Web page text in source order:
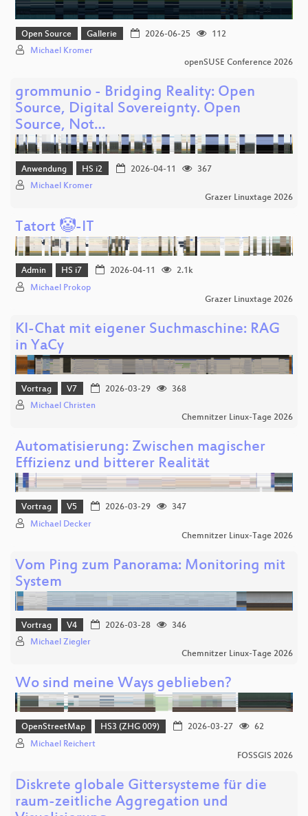
Open Source Gallerie 2026-06-25
112
Michael Kromer
openSUSE Conference 2026
grommunio - Bridging Reality: Open
Source, Digital Sovereignty. Open
Source, Not…
Anwendung HS i2 2026-04-11
367
Michael Kromer
Grazer Linuxtage 2026
Tatort 🤡-IT
Admin HS i7 2026-04-11
2.1k
Michael Prokop
Grazer Linuxtage 2026
KI-Chat mit eigener Suchmaschine: RAG
in YaCy
Vortrag V7 2026-03-29
368
Michael Christen
Chemnitzer Linux-Tage 2026
Automatisierung: Zwischen magischer
Effizienz und bitterer Realität
Vortrag V5 2026-03-29
347
Michael Decker
Chemnitzer Linux-Tage 2026
Vom Ping zum Panorama: Monitoring mit
System
Vortrag V4 2026-03-28
346
Michael Ziegler
Chemnitzer Linux-Tage 2026
Wo sind meine Ways geblieben?
OpenStreetMap HS3 (ZHG 009) 2026-03-27
62
Michael Reichert
FOSSGIS 2026
Diskrete globale Gittersysteme für die
raum-zeitliche Aggregation und